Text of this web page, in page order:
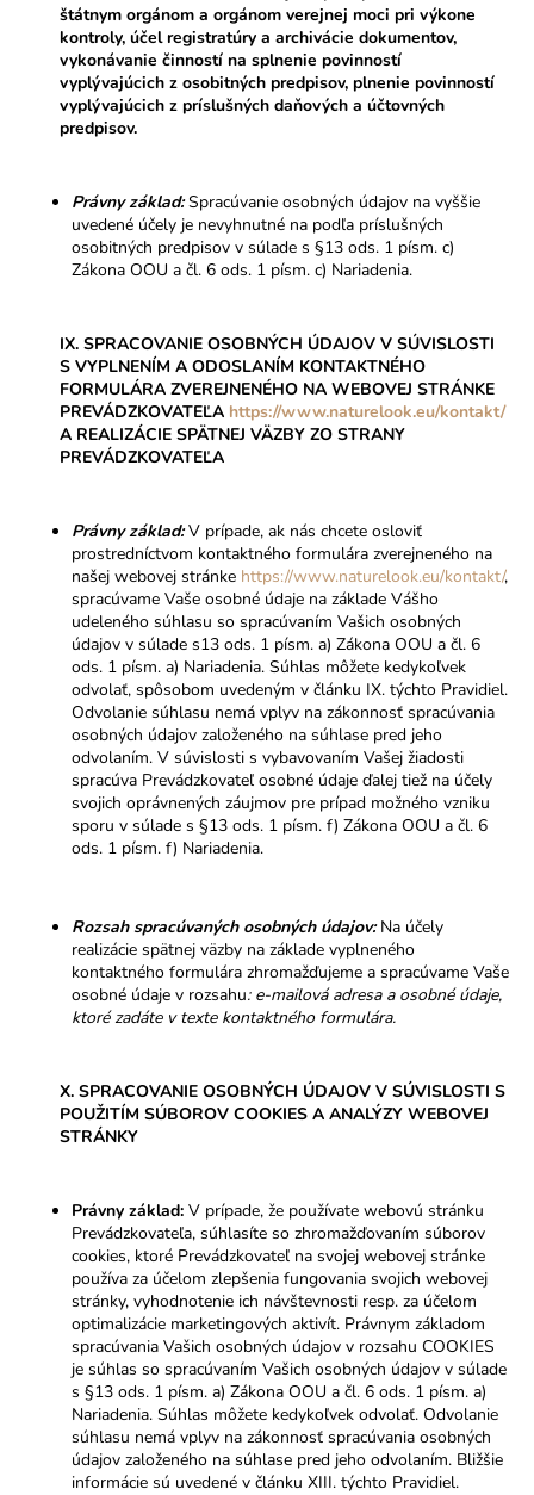
štátnym orgánom a orgánom verejnej moci pri výkone
kontroly, účelregistratúry a archivácie dokumentov,
vykonávanie činností na splnenie povinností
vyplývajúcich z osobitných predpisov, plnenie povinností
vyplývajúcich z príslušných daňových a účtovných
predpisov.
Právny základ:Spracúvanie osobných údajov na vyššie
uvedené účely je nevyhnutné na podľa príslušných
osobitných predpisov v súlade s §13 ods. 1 písm. c)
Zákona OOU a čl. 6 ods. 1 písm. c) Nariadenia.
IX. SPRACOVANIE OSOBNÝCH ÚDAJOV V SÚVISLOSTI
S VYPLNENÍM A ODOSLANÍM KONTAKTNÉHO
FORMULÁRA ZVEREJNENÉHO NA WEBOVEJ STRÁNKE
PREVÁDZKOVATEĽA https://www.naturelook.eu/kontakt/
A REALIZÁCIE SPÄTNEJ VÄZBY ZO STRANY
PREVÁDZKOVATEĽA
Právny základ:V prípade, ak nás chcete osloviť
prostredníctvom kontaktného formulára zverejneného na
našej webovej stránke https://www.naturelook.eu/kontakt/,
spracúvame Vaše osobné údaje na základe Vášho
udeleného súhlasu so spracúvaním Vašich osobných
údajov v súlade s13 ods. 1 písm. a) Zákona OOU a čl. 6
ods. 1 písm. a) Nariadenia. Súhlas môžete kedykoľvek
odvolať, spôsobom uvedeným v článku IX. týchto Pravidiel.
Odvolanie súhlasu nemá vplyv na zákonnosť spracúvania
osobných údajov založeného na súhlase pred jeho
odvolaním. V súvislosti s vybavovaním Vašej žiadosti
spracúva Prevádzkovateľ osobné údaje ďalej tiež na účely
svojich oprávnených záujmov pre prípad možného vzniku
sporu v súlade s §13 ods. 1 písm. f) Zákona OOU a čl. 6
ods. 1 písm. f) Nariadenia.
Rozsah spracúvaných osobných údajov:Na účely
realizácie spätnej väzby na základe vyplneného
kontaktného formulára zhromažďujeme a spracúvame Vaše
osobné údaje v rozsahu: e-mailová adresa a osobné údaje,
ktoré zadáte v texte kontaktného formulára.
X. SPRACOVANIE OSOBNÝCH ÚDAJOV V SÚVISLOSTI S
POUŽITÍM SÚBOROV COOKIES A ANALÝZY WEBOVEJ
STRÁNKY
Právny základ: V prípade, že používate webovú stránku
Prevádzkovateľa, súhlasíte so zhromažďovaním súborov
cookies, ktoré Prevádzkovateľ na svojej webovej stránke
používa za účelom zlepšenia fungovania svojich webovej
stránky, vyhodnotenie ich návštevnosti resp. za účelom
optimalizácie marketingových aktivít. Právnym základom
spracúvania Vašich osobných údajov v rozsahu COOKIES
je súhlas so spracúvaním Vašich osobných údajov v súlade
s §13 ods. 1 písm. a) Zákona OOU a čl. 6 ods. 1 písm. a)
Nariadenia. Súhlas môžete kedykoľvek odvolať. Odvolanie
súhlasu nemá vplyv na zákonnosť spracúvania osobných
údajov založeného na súhlase pred jeho odvolaním. Bližšie
informácie sú uvedené v článku XIII. týchto Pravidiel.